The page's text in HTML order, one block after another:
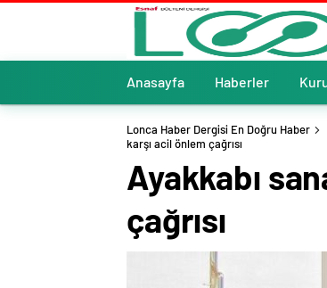
Anasayfa Haberler
Lonca Haber Dergisi En Doğru Haber
karşı acil önlem çağrısı
Ayakkabı
çağrısı